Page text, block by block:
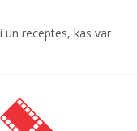
un receptes, kas var
no topošā albuma
laikmetu